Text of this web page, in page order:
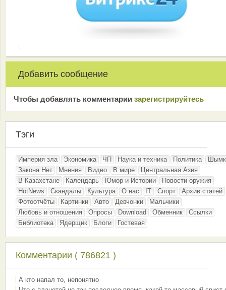
Добавить сообщение
Чтобы добавлять комментарии зарeгиcтрирyйтeсь
Тэги
Империя зла Экономика ЧП Наука и техника Политика
Закона.Нет
Мнения Видео В мире
Центральная Азия
В Казахстане
Календарь Юмор и Истории
Новости оружия
HotNews
Скандалы Культура О нас IT Спорт
Архив статей
Фотоотчёты
Картинки Авто Девчонки
Мальчики
Любовь и отношения
Опросы Download Обменник
Ссылки
Библиотека
Ядерщик Блоги Гостевая
Комментарии ( 786821 )
А кто напал то, непонятно